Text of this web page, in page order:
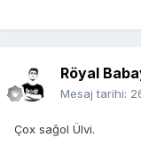
Röyal
Mesaj tarihi:
Çox sağol Ülvi.